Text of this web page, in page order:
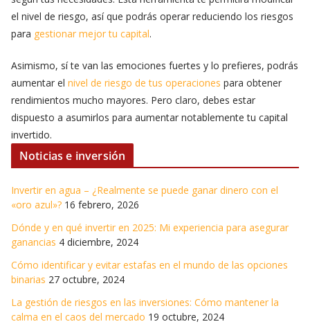
el nivel de riesgo, así que podrás operar reduciendo los riesgos
para gestionar mejor tu capital.
Asimismo, sí te van las emociones fuertes y lo prefieres, podrás
aumentar el nivel de riesgo de tus operaciones para obtener
rendimientos mucho mayores. Pero claro, debes estar
dispuesto a asumirlos para aumentar notablemente tu capital
invertido.
Noticias e inversión
Invertir en agua – ¿Realmente se puede ganar dinero con el
«oro azul»? 16 febrero, 2026
Dónde y en qué invertir en 2025: Mi experiencia para asegurar
ganancias 4 diciembre, 2024
Cómo identificar y evitar estafas en el mundo de las opciones
binarias 27 octubre, 2024
La gestión de riesgos en las inversiones: Cómo mantener la
calma en el caos del mercado 19 octubre, 2024